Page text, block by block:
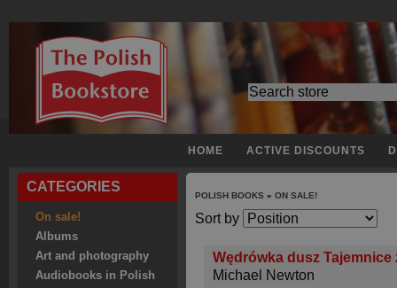
HOME ACTIVE DISCOUNTS
CATEGORIES
On sale!
Albums
Art and photography
Audiobooks in Polish
POLISH BOOKS » ON SALE!
Sort by
Wędrówka dusz
Michael Newton